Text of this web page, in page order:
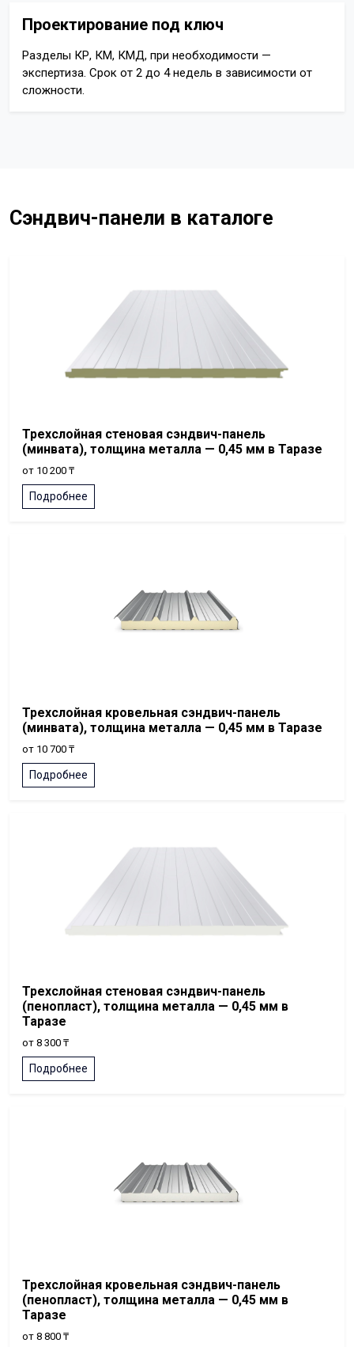
Проектирование под ключ
Разделы КР, КМ, КМД, при необходимости —
экспертиза. Срок от 2 до 4 недель в зависимости от
сложности.
Сэндвич-панели в каталоге
Трехслойная стеновая сэндвич-панель
(минвата), толщина металла — 0,45 мм в Таразе
от 10 200 ₸
Подробнее
Трехслойная кровельная сэндвич-панель
(минвата), толщина металла — 0,45 мм в Таразе
от 10 700 ₸
Подробнее
Трехслойная стеновая сэндвич-панель
(пенопласт), толщина металла — 0,45 мм в
Таразе
от 8 300 ₸
Подробнее
Трехслойная кровельная сэндвич-панель
(пенопласт), толщина металла — 0,45 мм в
Таразе
от 8 800 ₸